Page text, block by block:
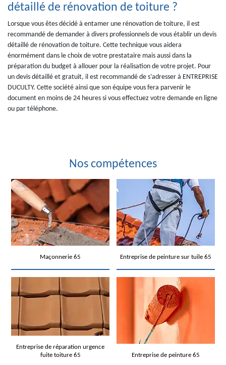
détaillé de rénovation de toiture ?
Lorsque vous êtes décidé à entamer une rénovation de toiture, il est
recommandé de demander à divers professionnels de vous établir un devis
détaillé de rénovation de toiture. Cette technique vous aidera
énormément dans le choix de votre prestataire mais aussi dans la
préparation du budget à allouer pour la réalisation de votre projet. Pour
un devis détaillé et gratuit, il est recommandé de s’adresser à ENTREPRISE
DUCULTY. Cette société ainsi que son équipe vous fera parvenir le
document en moins de 24 heures si vous effectuez votre demande en ligne
ou par téléphone.
Nos compétences
Maçonnerie 65 Entreprise de peinture sur tuile 65
Entreprise de réparation urgence
fuite toiture 65
Entreprise de peinture 65